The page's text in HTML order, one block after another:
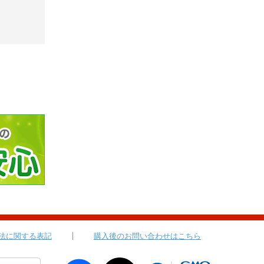
に関する表記 購入後のお問い合わせはこちら